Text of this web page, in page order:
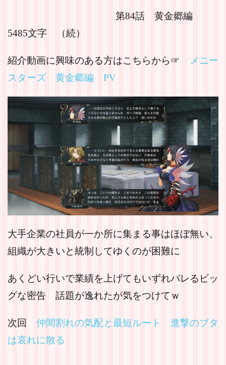
第84話 黄金郷編
5485文字 （続）
紹介動画に興味のある方はこちらから☞
メニー
スターズ 黄金郷編 PV
大手企業の社員が一か所に集まる事はほぼ無い、
組織が大きいと統制してゆくのが困難に
あくどい行いで業績を上げてもいずれバレるビッ
グな密告 話題が逸れたが気をつけてｗ
次回 仲間割れの気配と最短ルート 進撃のブタ
は哀れに散る